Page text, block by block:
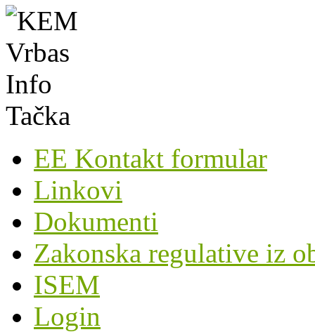
EE Kontakt formular
Linkovi
Dokumenti
Zakonska regulative iz
ISEM
Login